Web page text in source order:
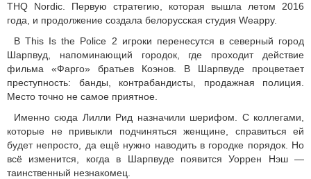
THQ Nordic. Первую стратегию, которая вышла летом 2016
года, и продолжение создала белорусская студия Weappy.
В This Is the Police 2 игроки перенесутся в северный город
Шарпвуд, напоминающий городок, где проходит действие
фильма «Фарго» братьев Коэнов. В Шарпвуде процветает
преступность: банды, контрабандисты, продажная полиция.
Место точно не самое приятное.
Именно сюда Лилли Рид назначили шерифом. С коллегами,
которые не привыкли подчиняться женщине, справиться ей
будет непросто, да ещё нужно наводить в городке порядок. Но
всё изменится, когда в Шарпвуде появится Уоррен Нэш —
таинственный незнакомец.